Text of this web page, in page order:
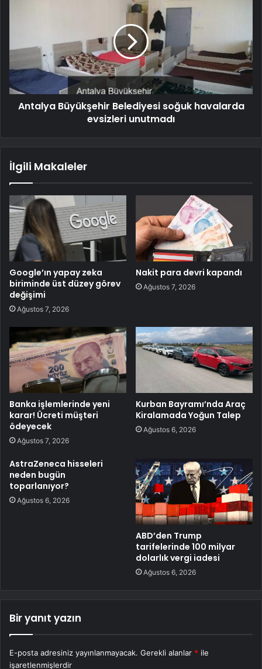
Antalya Büyükşehir Belediyesi soğuk havalarda
evsizleri unutmadı
İlgili Makaleler
Google’ın yapay zeka
biriminde üst düzey görev
değişimi
Ağustos 7, 2026
Nakit para devri kapandı
Ağustos 7, 2026
Banka işlemlerinde yeni
karar! Ücreti müşteri
ödeyecek
Ağustos 7, 2026
Kurban Bayramı’nda Araç
Kiralamada Yoğun Talep
Ağustos 6, 2026
AstraZeneca hisseleri
neden bugün
toparlanıyor?
Ağustos 6, 2026
ABD’den Trump
tarifelerinde 100 milyar
dolarlık vergi iadesi
Ağustos 6, 2026
Bir yanıt yazın
E-posta adresiniz yayınlanmayacak. Gerekli alanlar * ile
işaretlenmişlerdir